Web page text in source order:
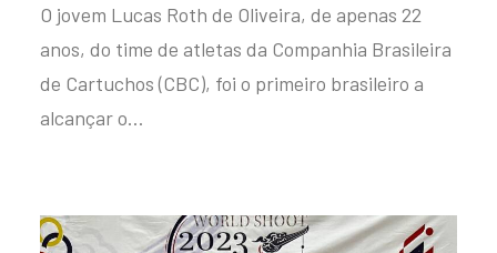
O jovem Lucas Roth de Oliveira, de apenas 22
anos, do time de atletas da Companhia Brasileira
de Cartuchos (CBC), foi o primeiro brasileiro a
alcançar o…